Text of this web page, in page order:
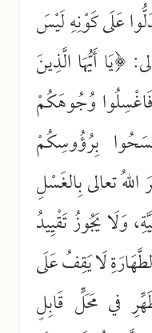
عَلَى كَوْنِهِ لَيْسَ
﴿يَا أَيُّهَا الَّذِينَ
فَاغْسِلُوا وُجُوهَكُمْ
بِرُؤُوسِكُمْ
تعالى بِالغَسْلِ
وَلَا يَجُوزُ تَقْيِيدُ
لَا يَقِفُ عَلَى
في مَحَلٍّ قَابِلٍ